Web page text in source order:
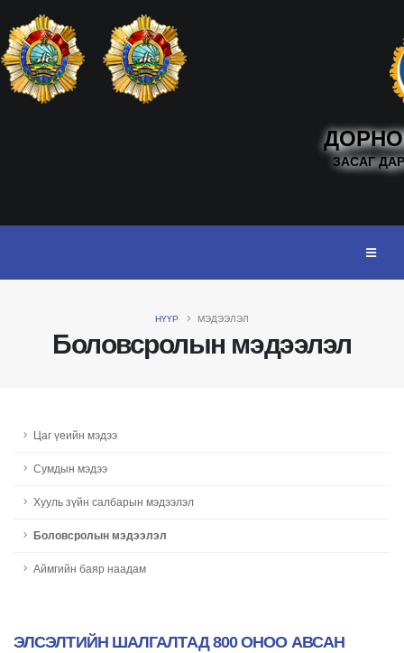
ЗАСАГ
Боловсролын мэдээлэл
НҮҮР МЭДЭЭЛЭЛ
Цаг үеийн мэдээ
Сумдын мэдээ
Хууль зүйн салбарын мэдээлэл
Боловсролын мэдээлэл
Аймгийн баяр наадам
ЭЛСЭЛТИЙН ШАЛГАЛТАД 800 ОНОО АВСАН